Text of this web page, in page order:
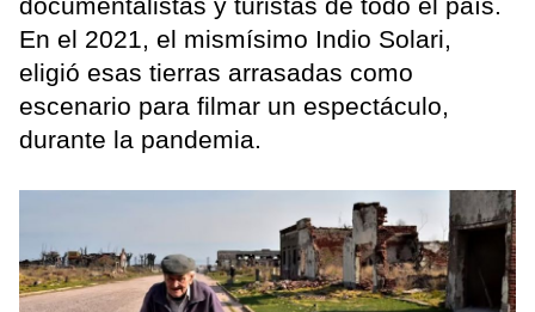
documentalistas y turistas de todo el país.
En el 2021, el mismísimo Indio Solari,
eligió esas tierras arrasadas como
escenario para filmar un espectáculo,
durante la pandemia.